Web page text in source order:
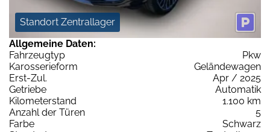
Standort Zentrallager
Allgemeine Daten:
Fahrzeugtyp
Pkw
Karosserieform
Geländewagen
Erst-Zul.
Apr / 2025
Getriebe
Automatik
Kilometerstand
1.100 km
Anzahl der Türen
5
Farbe
Schwarz